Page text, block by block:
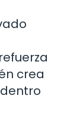
crea